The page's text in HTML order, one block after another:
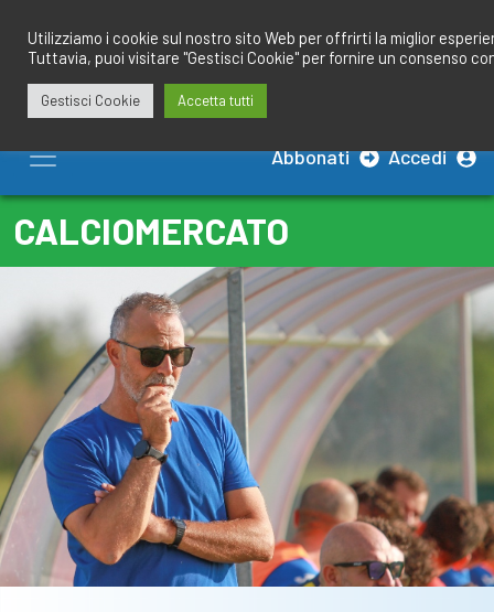
contenuto
Abbonati Accedi
CALCIOMERCATO
Utilizziamo i cookie sul nostro sito Web per offrirti la miglior
Tuttavia, puoi visitare "Gestisci Cookie" per fornire un consenso
Gestisci Cookie Accetta tutti